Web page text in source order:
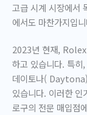
고급 시계 시장에서
에서도 마찬가지입
2023년 현재, Rolex
하고 있습니다. 특
데이토나(
있습니다. 이러한 인
로구의 전문 매입점